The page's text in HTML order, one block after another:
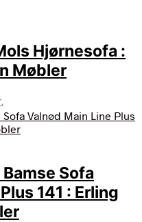
Hjørnesofa :
Møbler
aktuelle
pris
Sofa
141 : Erling